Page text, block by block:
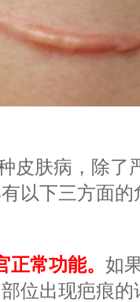
肤病，除了
以下三方面的
常功能。 如
位出现疤痕